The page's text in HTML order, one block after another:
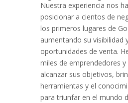
Nuestra experiencia nos
posicionar a cientos de
los primeros lugares de
aumentando su visibilidad
oportunidades de venta.
miles de emprendedores
alcanzar sus objetivos,
herramientas y el
para triunfar en el mundo